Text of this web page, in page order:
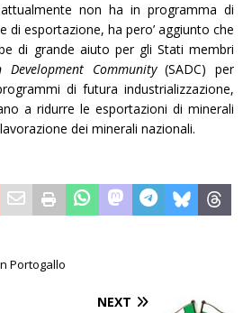
non ha in programma di
di esportazione, ha pero’ aggiunto che
di grande aiuto per gli Stati membri
Development Community(SADC) per
di futura industrializzazione,
a ridurre le esportazioni di minerali
dei minerali nazionali.
Portogallo
NEXT